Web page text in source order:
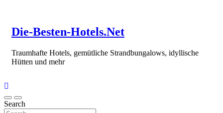
Die-Besten-Hotels.Net
Traumhafte Hotels, gemütliche Strandbungalows, idyllische
Hütten und mehr
Search